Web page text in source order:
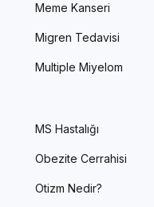
Meme Kanseri
Migren Tedavisi
Multiple Miyelom
MS Hastalığı
Obezite Cerrahisi
Otizm Nedir?